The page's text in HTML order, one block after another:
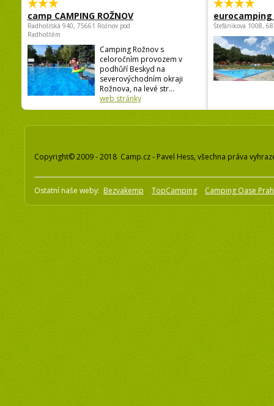
camp CAMPING ROŽNOV
Radhošťská 940, 75661 Rožnov pod
Radhoštěm
Camping Rožnov s
celoročním provozem v
podhůří Beskyd na
severovýchodním okraji
Rožnova, na levé str...
web stránky
Štefánikova 1008,
Copyright© 2009 - 2018 Camp.cz - Pavel Hess, všechna práva
Ostatní naše weby: Bezvakemp TopCamping Camping Oase